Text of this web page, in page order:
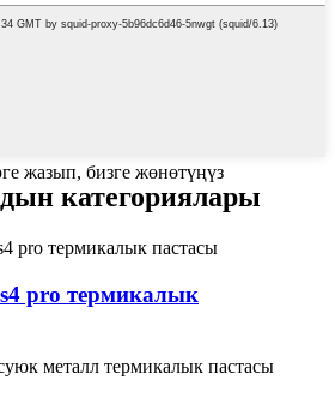
жазып, бизге жөнөтүңүз
категориялары
pro термикалык